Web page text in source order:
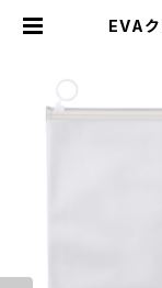
EVAク